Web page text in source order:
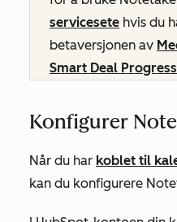
servicesete hvis du
betaversjonen av
Smart Deal
Konfigurer
Når du har koblet til
kan du konfigurere